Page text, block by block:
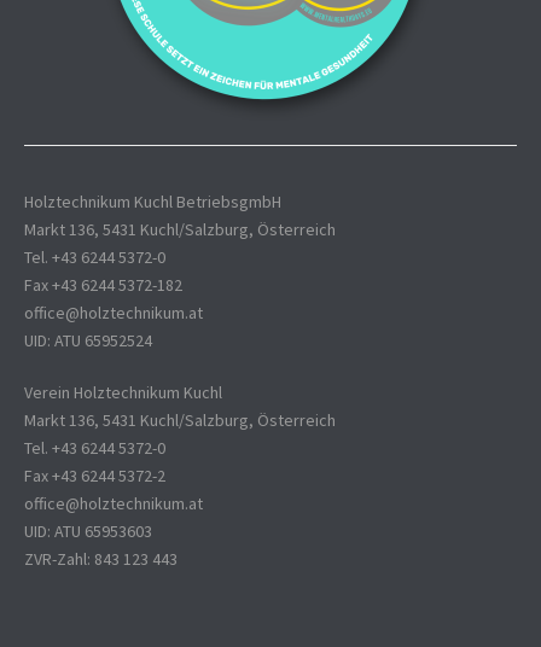
Holztechnikum Kuchl BetriebsgmbH
Markt 136, 5431 Kuchl/Salzburg, Österreich
Tel. +43 6244 5372-0
Fax +43 6244 5372-182
office@holztechnikum.at
UID: ATU 65952524
Verein Holztechnikum Kuchl
Markt 136, 5431 Kuchl/Salzburg, Österreich
Tel. +43 6244 5372-0
Fax +43 6244 5372-2
office@holztechnikum.at
UID: ATU 65953603
ZVR-Zahl: 843 123 443